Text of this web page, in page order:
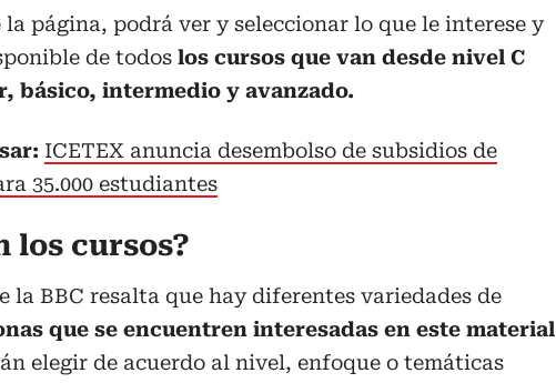
página, podrá ver y seleccionar lo que le interese y
de todos los cursos que van desde nivel C
básico, intermedio y avanzado.
ICETEX anuncia desembolso de subsidios de
35.000 estudiantes
los cursos?
la BBC resalta que hay diferentes variedades de
que se encuentren interesadas en este material
elegir de acuerdo al nivel, enfoque o temáticas